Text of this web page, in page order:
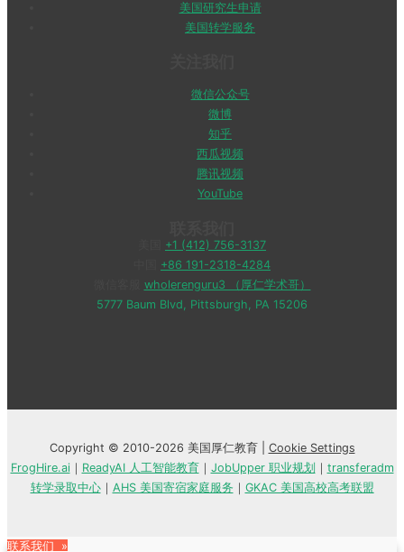
美国研究生申请
美国转学服务
微信公众号
微博
知乎
西瓜视频
腾讯视频
YouTube
+1 (412) 756-3137
+86 191-2318-4284
wholerenguru3 （厚仁学术哥）
5777 Baum Blvd, Pittsburgh, PA 15206
Copyright © 2010-2026 美国厚仁教育 | Cookie Settings
FrogHire.ai｜ ReadyAI 人工智能教育｜ JobUpper 职业规划 ｜ transferadm
转学录取中心｜ AHS 美国寄宿家庭服务 ｜ GKAC 美国高校高考联盟
联系我们 »